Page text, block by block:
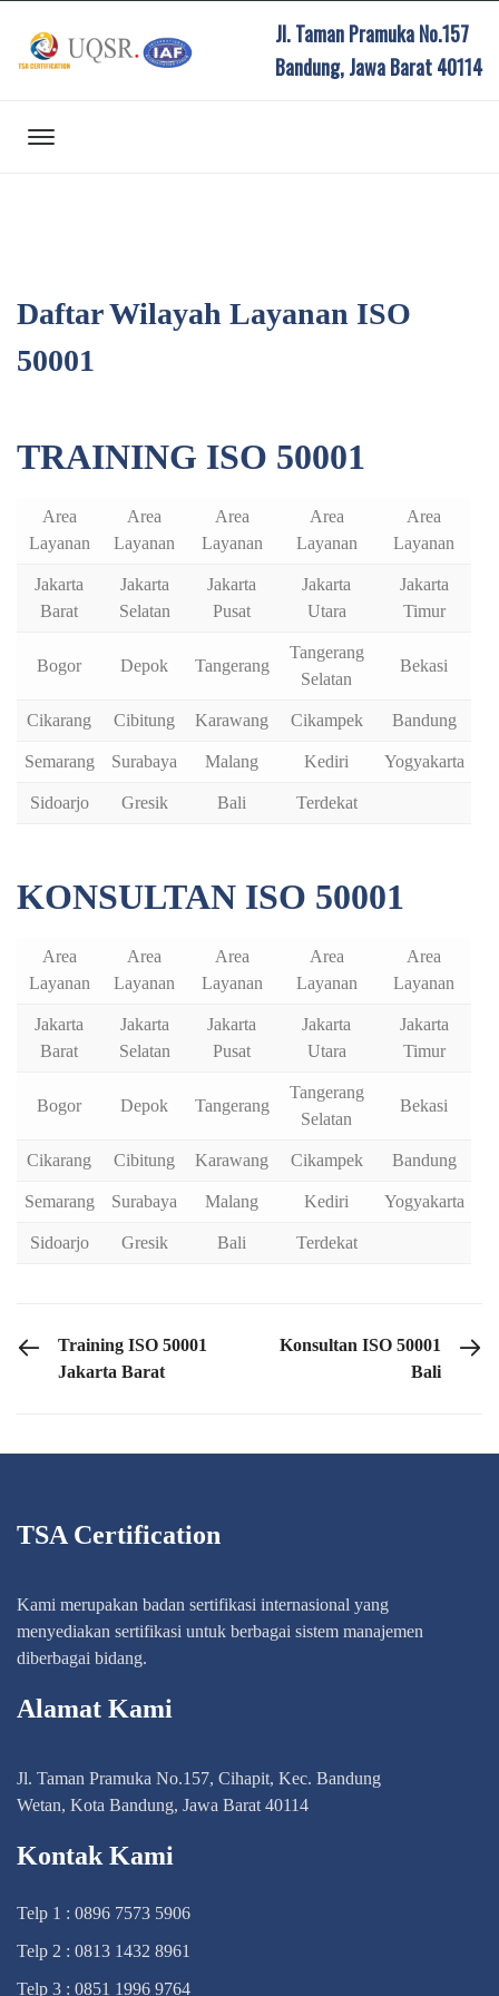
Jl. Taman Pramuka No.157
Bandung, Jawa Barat 40114
Daftar Wilayah Layanan ISO
50001
TRAINING ISO 50001
Area
Layanan
Area
Layanan
Area
Layanan
Area
Layanan
Area
Layanan
Jakarta
Barat
Jakarta
Selatan
Jakarta
Pusat
Jakarta
Utara
Jakarta
Timur
Bogor Depok Tangerang
Tangerang
Selatan
Bekasi
Cikarang Cibitung Karawang Cikampek Bandung
Semarang Surabaya Malang Kediri Yogyakarta
Sidoarjo Gresik Bali Terdekat
KONSULTAN ISO 50001
Area
Layanan
Area
Layanan
Area
Layanan
Area
Layanan
Area
Layanan
Jakarta
Barat
Jakarta
Selatan
Jakarta
Pusat
Jakarta
Utara
Jakarta
Timur
Bogor Depok Tangerang
Tangerang
Selatan
Bekasi
Cikarang Cibitung Karawang Cikampek Bandung
Semarang Surabaya Malang Kediri Yogyakarta
Sidoarjo Gresik Bali Terdekat
PREVIOUS POST
Training ISO 50001
Jakarta Barat
NEXT POST
Konsultan ISO 50001
Bali
TSA Certification
Kami merupakan badan sertifikasi internasional yang
menyediakan sertifikasi untuk berbagai sistem manajemen
diberbagai bidang.
Alamat Kami
Jl. Taman Pramuka No.157, Cihapit, Kec. Bandung
Wetan, Kota Bandung, Jawa Barat 40114
Kontak Kami
Telp 1 : 0896 7573 5906
Telp 2 : 0813 1432 8961
Telp 3 : 0851 1996 9764